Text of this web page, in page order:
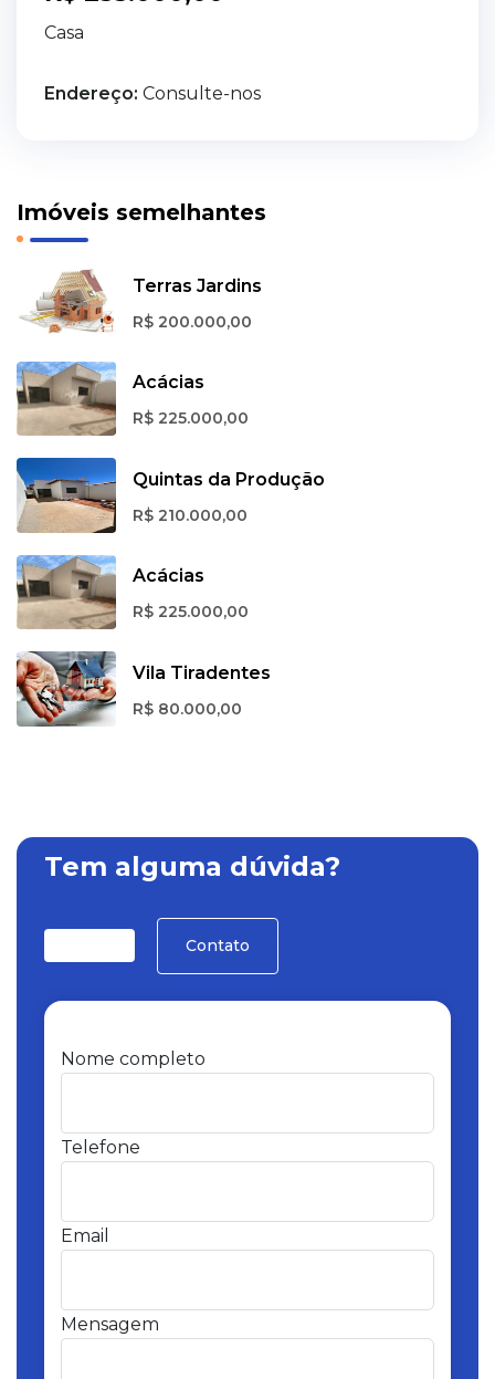
Casa
Endereço: Consulte-nos
Imóveis semelhantes
Terras Jardins
R$ 200.000,00
Acácias
R$ 225.000,00
Quintas da Produção
R$ 210.000,00
Acácias
R$ 225.000,00
Vila Tiradentes
R$ 80.000,00
Tem alguma dúvida?
Contato
Nome completo
Telefone
Email
Mensagem